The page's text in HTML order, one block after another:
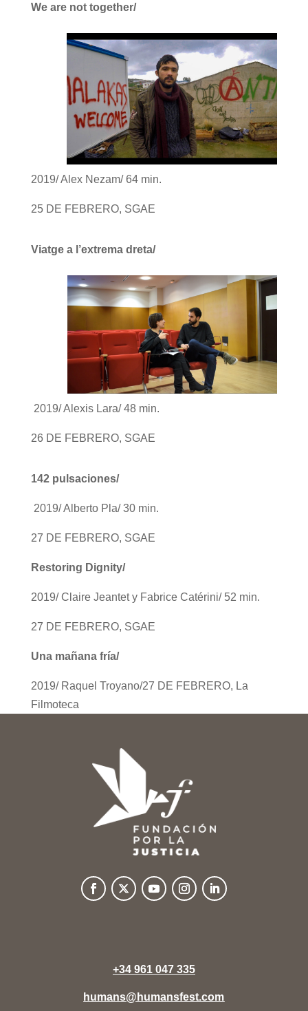
We are not together/
2019/ Alex Nezam/ 64 min.
25 DE FEBRERO, SGAE
Viatge a l’extrema dreta/
2019/ Alexis Lara/ 48 min.
26 DE FEBRERO, SGAE
142 pulsaciones/
2019/ Alberto Pla/ 30 min.
27 DE FEBRERO, SGAE
Restoring Dignity/
2019/ Claire Jeantet y Fabrice Catérini/ 52 min.
27 DE FEBRERO, SGAE
Una mañana fría/
2019/ Raquel Troyano/27 DE FEBRERO, La
Filmoteca
+34 961 047 335
humans@humansfest.com